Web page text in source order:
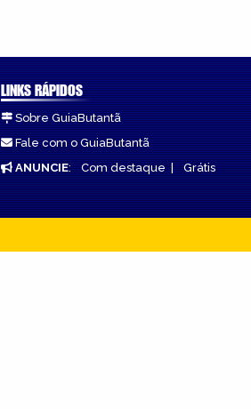
LINKS RÁPIDOS
Sobre GuiaButantã
Fale com o GuiaButantã
ANUNCIE: Com destaque| Grátis